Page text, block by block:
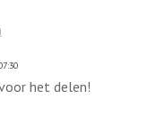
het delen!